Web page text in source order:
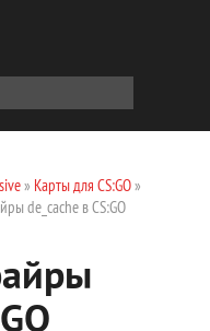
» Карты для CS:GO»
de_cache в CS:GO